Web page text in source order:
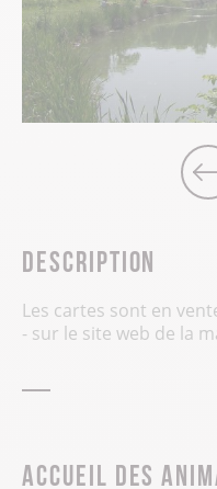
Description
Les cartes sont en
- sur le site web de la
Accueil des